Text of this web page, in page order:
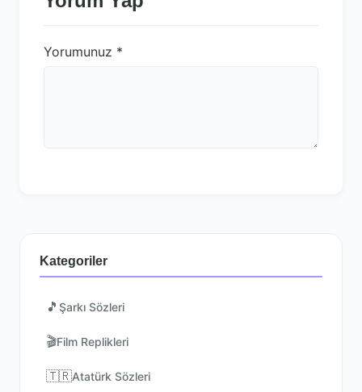
Yorumunuz *
Kategoriler
🎵 Şarkı Sözleri
🎬Film Replikleri
🇹🇷Atatürk Sözleri